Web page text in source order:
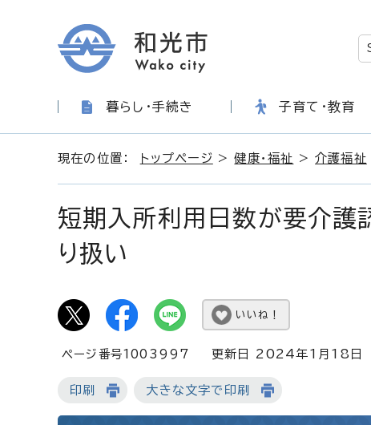
暮らし・手続き 子育て・教育
現在の位置： トップページ >健康・福祉 >介護福祉
短期入所利用日数が要介護
り扱い
いいね！
ページ番号1003997 更新日 2024年1月18日
印刷 大きな文字で印刷